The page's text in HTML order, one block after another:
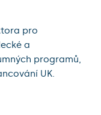
pro
a
programů,
UK.